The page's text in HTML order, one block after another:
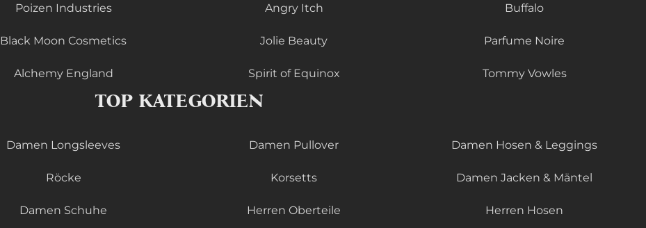
Poizen Industries Angry Itch Buffalo
Black Moon Cosmetics Jolie Beauty Parfume Noire
Alchemy England Spirit of Equinox Tommy Vowles
TOP KATEGORIEN
Damen Longsleeves Damen Pullover Damen Hosen & Leggings
Röcke Korsetts Damen Jacken & Mäntel
Damen Schuhe Herren Oberteile Herren Hosen